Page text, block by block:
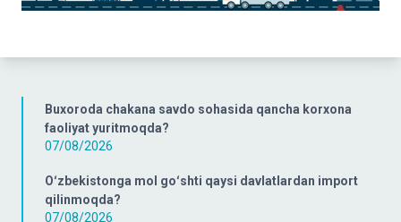
Buxoroda chakana savdo sohasida qancha korxona
faoliyat yuritmoqda?
07/08/2026
Oʻzbekistonga mol goʻshti qaysi davlatlardan import
qilinmoqda?
07/08/2026